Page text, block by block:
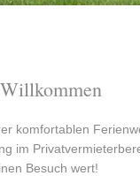
komfortablen
im
Besuch wert!